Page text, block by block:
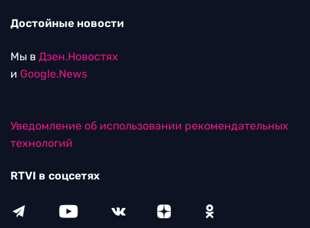
Достойные новости
Мы в Дзен.Новостях
и Google.News
Уведомление об использовании рекомендательных
технологий
RTVI в соцсетях